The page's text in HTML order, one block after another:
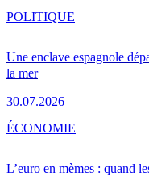
Une enclave espagnole
la mer
30.07.2026
POLITIQUE
L’euro en mèmes : quand
ÉCONOMIE